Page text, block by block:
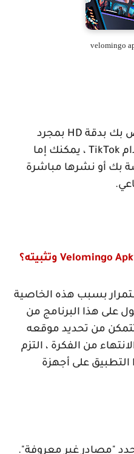
بك بدقة HD بمجرد
TikTok ، يمكنك إما
بك أو نشرها مباشرة
Velomingo Apk وتثبيته؟
بسبب هذه الخاصية
على هذا البرنامج من
تتمكن من تحديد موقعه
من الفكرة ، التزم
التطبيق على أجهزة
"مصادر غير معروفة".